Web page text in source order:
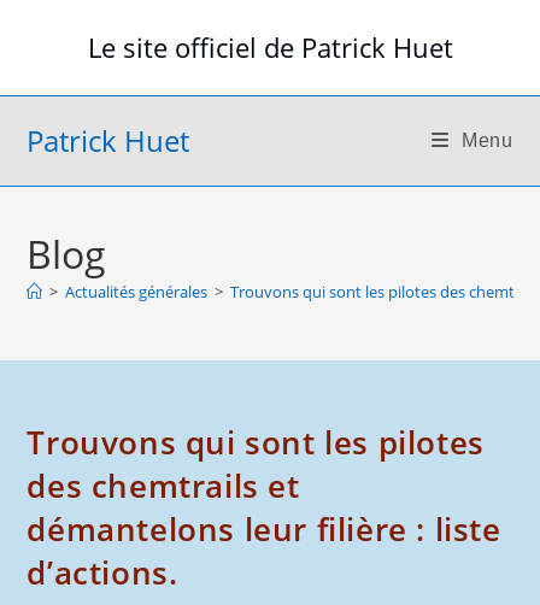
Le site officiel de Patrick Huet
Patrick Huet Menu
Blog
> Actualités générales > Trouvons qui sont les pilotes des
Trouvons qui sont les pilotes
des chemtrails et
démantelons leur filière : liste
d’actions.